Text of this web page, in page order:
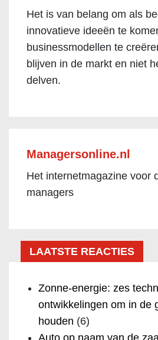
Het is van belang om als
innovatieve ideeën te
businessmodellen te
blijven in de markt en niet
delven.
Managersonline.nl
Het internetmagazine voor
managers
LAATSTE REACTIES
Zonne-energie: zes
ontwikkelingen om in de
houden (6)
Auto op naam van de